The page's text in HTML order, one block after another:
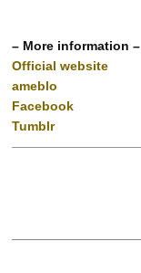
– More information –
Official website
ameblo
Facebook
Tumblr